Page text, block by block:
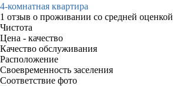
4-комнатная квартира
1 отзыв о проживании со средней оценкой
Чистота
Цена - качество
Качество обслуживания
Расположение
Своевременность заселения
Соответствие фото